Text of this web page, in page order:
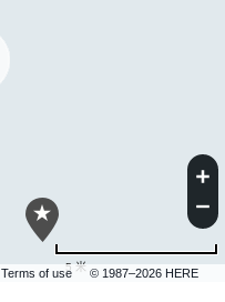
Terms of use © 1987–2026 HERE
5 米